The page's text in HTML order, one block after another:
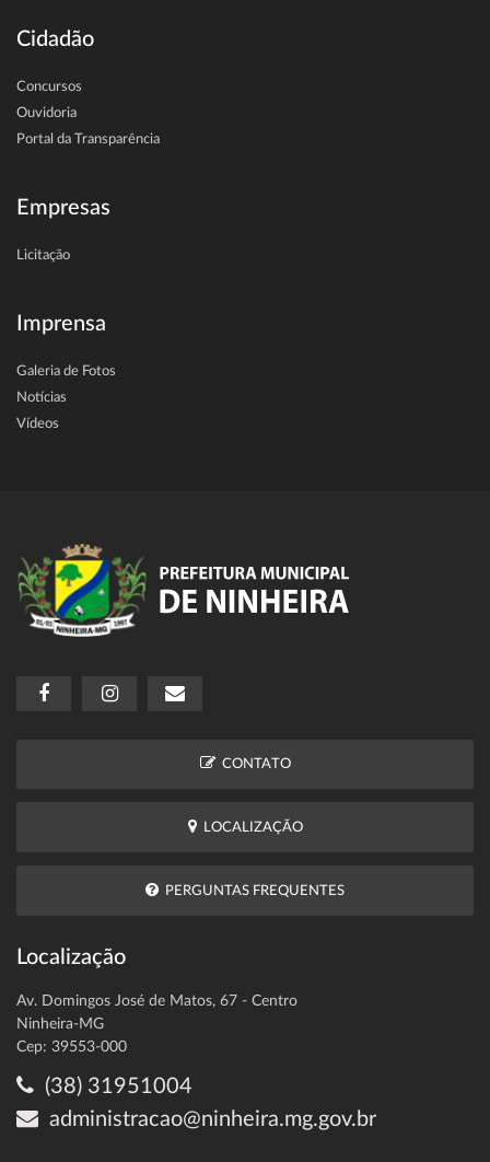
Cidadão
Concursos
Ouvidoria
Portal da Transparência
Empresas
Licitação
Imprensa
Galeria de Fotos
Notícias
Vídeos
CONTATO
LOCALIZAÇÃO
PERGUNTAS FREQUENTES
Localização
Av. Domingos José de Matos, 67 - Centro
Ninheira-MG
Cep: 39553-000
(38) 31951004
administracao@ninheira.mg.gov.br